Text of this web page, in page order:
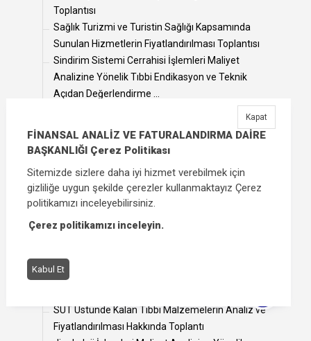
Toplantısı
Sağlık Turizmi ve Turistin Sağlığı Kapsamında
Sunulan Hizmetlerin Fiyatlandırılması Toplantısı
Sindirim Sistemi Cerrahisi İşlemleri Maliyet
Analizine Yönelik Tıbbi Endikasyon ve Teknik
Açıdan Değerlendirme ...
Hastalıkları Toplantısı
Gaziler İçin Her Türlü Ortez/Protez ve Diğer
Toplantı
Sindirim Sistemi Cerrahisi İşlemleri Maliyet
Analizi Çalışması
Geçici Koruma Altında Alınan Kişilere Sunulan
Sosyal Güvenlik Uygulamaları Toplantısı
Whipple Operasyonu ve Endoskopik Submukozal
SUT Üstünde Kalan Tıbbi Malzemelerin Analiz ve
Fiyatlandırılması Hakkında Toplantı
FİNANSAL ANALİZ VE FATURALANDIRMA DAİRE
BAŞKANLIĞI Çerez Politikası
Sitemizde sizlere daha iyi hizmet verebilmek için
gizliliğe uygun şekilde çerezler kullanmaktayız Çerez
politikamızı inceleyebilirsiniz.
Çerez politikamızı inceleyin.
Kabul Et
Kapat